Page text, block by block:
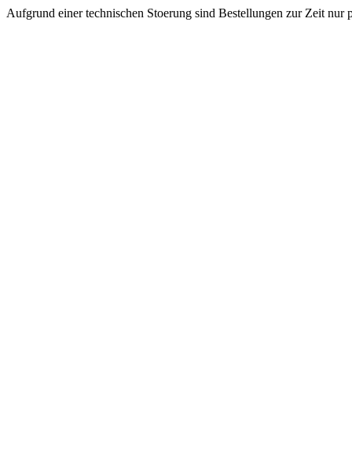
Aufgrund einer technischen Stoerung sind Bestellungen zur Zeit nur